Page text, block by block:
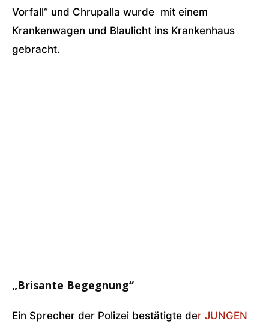
Vorfall“ und Chrupalla wurde mit einem
Krankenwagen und Blaulicht ins Krankenhaus
gebracht.
„Brisante Begegnung“
Ein Sprecher der Polizei bestätigte der JUNGEN